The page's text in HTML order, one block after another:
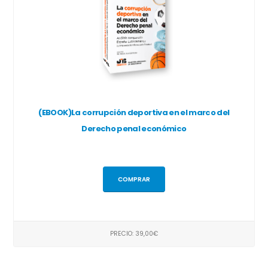
(EBOOK)La corrupción deportiva en el marco del
Derecho penal económico
COMPRAR
PRECIO: 39,00€